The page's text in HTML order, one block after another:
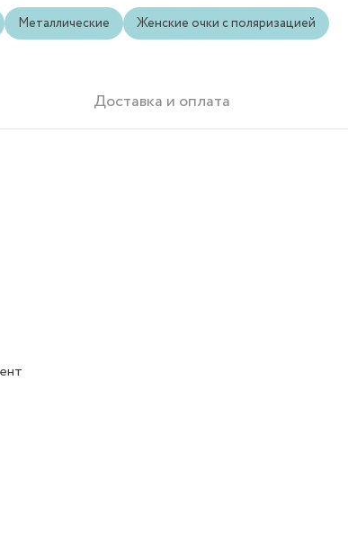
Металлические Женские очки с поляризацией
Доставка и оплата